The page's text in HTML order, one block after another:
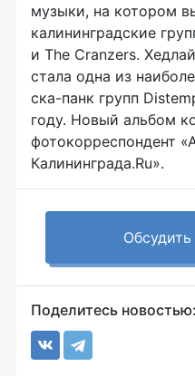
музыки, на котором
калининградские
и The Cranzers.
стала одна из
ска-панк групп
году. Новый альбом
фотокорреспондент
Калининграда.Ru».
Поделитесь новостью: